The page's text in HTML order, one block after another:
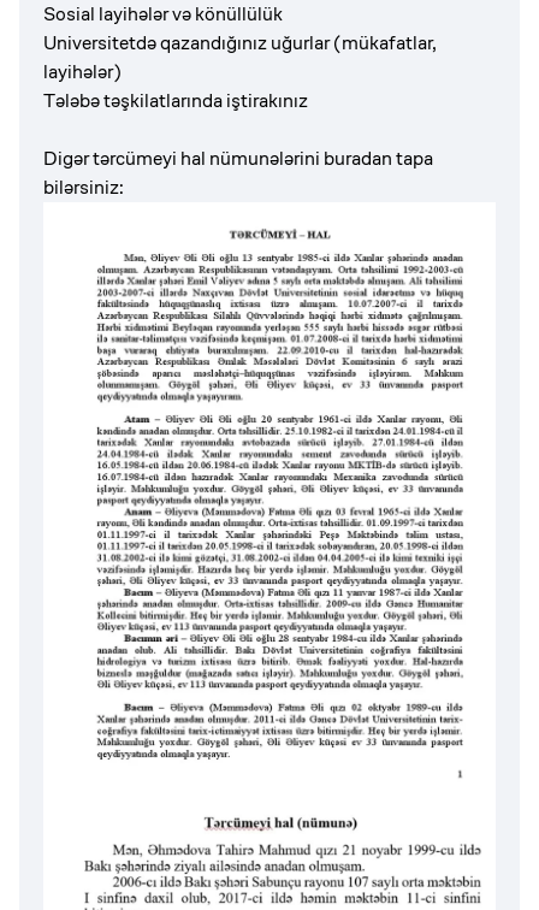
Sosial layihələr və könüllülük
Universitetdə qazandığınız uğurlar (mükafatlar,
layihələr)
Tələbə təşkilatlarında iştirakınız
Digər tərcümeyi hal nümunələrini buradan tapa
bilərsiniz: